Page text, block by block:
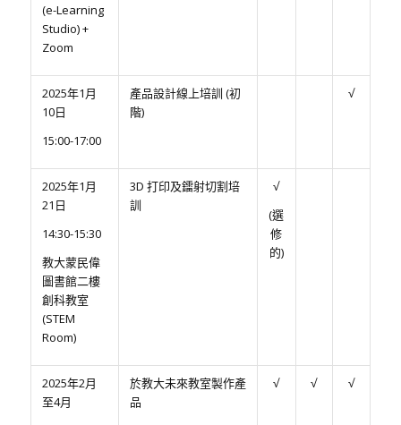
(e-Learning
Studio) +
Zoom
2025年1月
10日
15:00-17:00
產品設計線上培訓 (初
階)
√
2025年1月
21日
14:30-15:30
教大蒙民偉
圖書館二樓
創科教室
(STEM
Room)
3D 打印及鐳射切割培
訓
√
(選
修
的)
2025年2月
至4月
於教大未來教室製作產
品
√ √ √